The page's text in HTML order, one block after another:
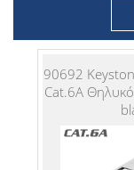
90692
Cat.6A